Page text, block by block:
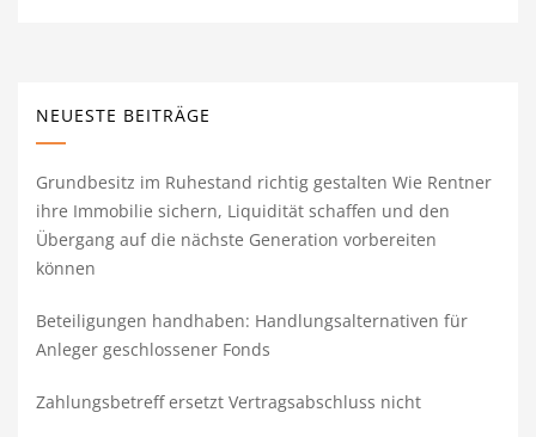
NEUESTE BEITRÄGE
Grundbesitz im Ruhestand richtig gestalten Wie Rentner
ihre Immobilie sichern, Liquidität schaffen und den
Übergang auf die nächste Generation vorbereiten
können
Beteiligungen handhaben: Handlungsalternativen für
Anleger geschlossener Fonds
Zahlungsbetreff ersetzt Vertragsabschluss nicht